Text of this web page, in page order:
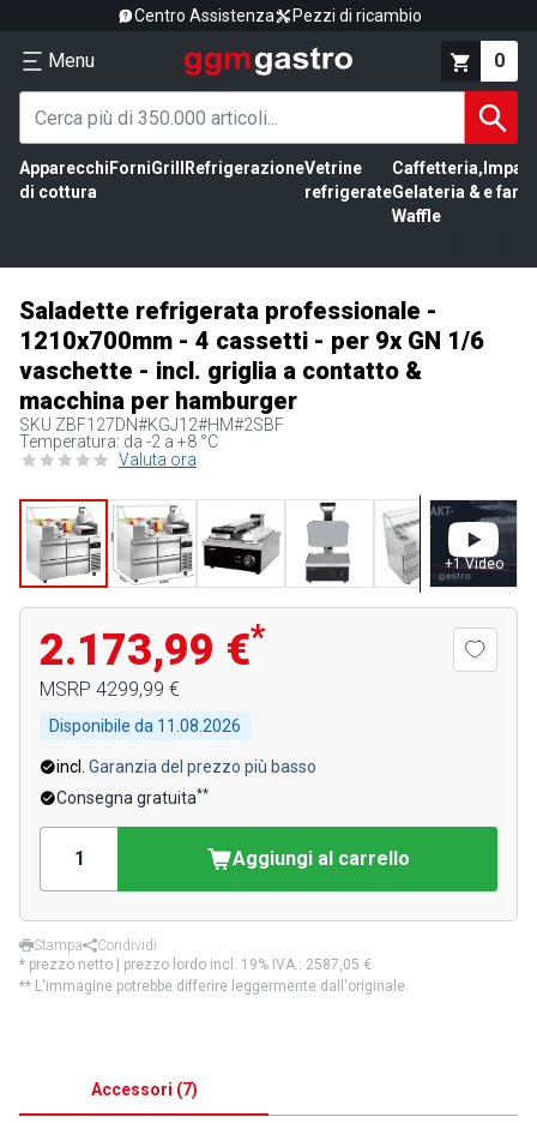
Centro Assistenza Pezzi di ricambio
Menu 0
Apparecchi
di cottura
ForniGrill RefrigerazioneVetrine
refrigerate
Caffetteria,
Gelateria &
Waffle
e
Saladette refrigerata professionale -
1210x700mm - 4 cassetti - per 9x GN 1/6
vaschette - incl. griglia a contatto &
macchina per hamburger
SKU ZBF127DN#KGJ12#HM#2SBF
Temperatura: da -2 a +8 °C
Valuta ora
+1 Video
2.173,99 €*
MSRP 4299,99 €
Disponibile da 11.08.2026
incl. Garanzia del prezzo più basso
Consegna gratuita**
Aggiungi al carrello
Stampa
Condividi
* prezzo netto | prezzo lordo incl. 19% IVA.: 2587,05 €
** L'immagine potrebbe differire leggermente dall'originale.
Accessori (7)